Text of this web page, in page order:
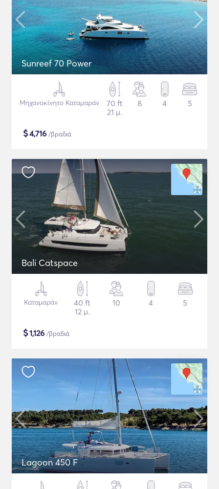
Sunreef 70 Power
Μηχανοκίνητο Καταμαράν
70 ft
21 μ.
8 4 5
$4,716 /βραδιά
Bali Catspace
Καταμαράν
40 ft
12 μ.
10 4 5
$1,126 /βραδιά
Lagoon 450 F